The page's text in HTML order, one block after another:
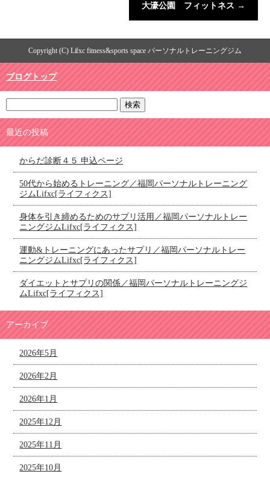
大濠公園 フィットネス →
Copyright (C) Lifxc fitness&sports space パーソナルトレーニングジム
ブログトップ
最近の投稿
からだ診断４５ 申込ページ
50代から始めるトレーニング／福岡パーソナルトレーニング
ジムLifxc[ライフィクス]
身体を引き締めるためのサプリ活用／福岡パーソナルトレー
ニングジムLifxc[ライフィクス]
運動&トレーニングにあったサプリ／福岡パーソナルトレー
ニングジムLifxc[ライフィクス]
ダイエットとサプリの関係／福岡パーソナルトレーニングジ
ムLifxc[ライフィクス]
アーカイブ
2026年5月
2026年2月
2026年1月
2025年12月
2025年11月
2025年10月